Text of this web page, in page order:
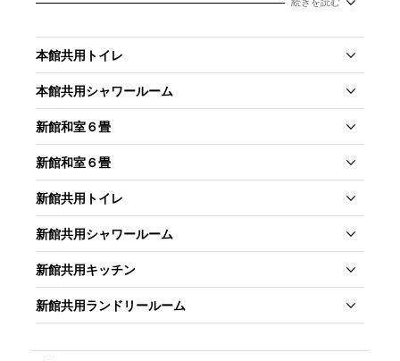
本館共用トイレ
本館共用シャワールーム
新館和室６畳
新館和室６畳
新館共用トイレ
新館共用シャワールーム
新館共用キッチン
新館共用ランドリールーム